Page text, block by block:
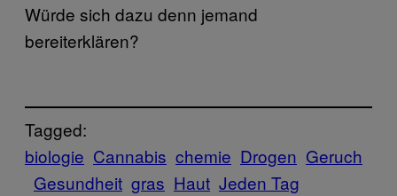
Würde sich dazu denn jemand
bereiterklären?
Tagged:
biologie Cannabis chemie Drogen Geruch
Gesundheit gras Haut Jeden Tag